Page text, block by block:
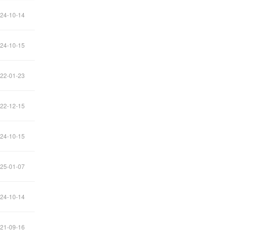
10-14
10-15
01-23
12-15
10-15
01-07
10-14
09-16